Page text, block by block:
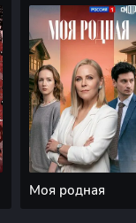
Моя родная